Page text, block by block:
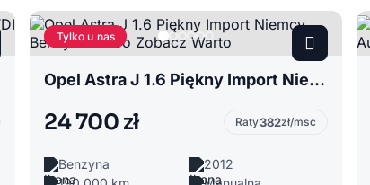
Tylko u nas
Opel Astra J 1.6 Piękny Import Niemcy Benzyna Turbo Zobacz Warto
24 700 zł Raty382zł/msc
Benzyna
2012